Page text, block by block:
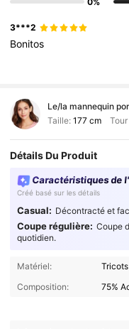
3***2
Bonitos
Le/la mannequin
Taille: 177 cm
Détails Du Produit
Caractéristiques de
Créé basé sur les détails
Casual: Décontracté et
Coupe régulière: Coupe
quotidien.
Matériel:
Tricots
Composition:
75%